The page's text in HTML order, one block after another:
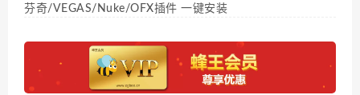
芬奇/VEGAS/Nuke/OFX插件 一键安装